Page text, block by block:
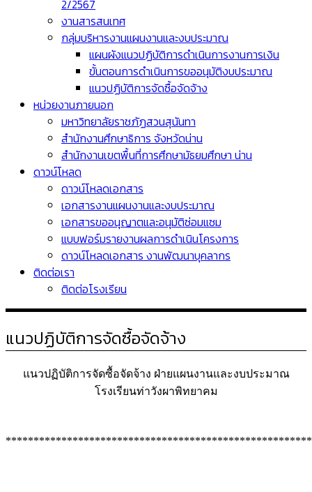
2/2567
งานสารสนเทศ
กลุ่มบริหารงานแผนงานและงบประมาณ
แผนผังแนวปฏิบัติการดำเนินการงานการเงิน
ขั้นตอนการดำเนินการขออนุมัติงบประมาณ
แนวปฏิบัติการจัดซื้อจัดจ้าง
หน่วยงานภายนอก
มหาวิทยาลัยราชภัฏสวนสุนันทา
สำนักงานศึกษาธิการ จังหวัดน่าน
สำนักงานเขตพื้นที่การศึกษามัธยมศึกษา น่าน
ดาวน์โหลด
ดาวน์โหลดเอกสาร
เอกสารงานแผนงานและงบประมาณ
เอกสารขออนุญาตและอนุมัติซ่อมแซม
แบบฟอร์มรายงานผลการดำเนินโครงการ
ดาวน์โหลดเอกสาร งานพัฒนาบุคลากร
ติดต่อเรา
ติดต่อโรงเรียน
แนวปฏิบัติการจัดซื้อจัดจ้าง
แนวปฏิบัติการจัดซื้อจัดจ้าง ฝ่ายแผนงานและงบประมาณ
โรงเรียนท่าวังผาพิทยาคม